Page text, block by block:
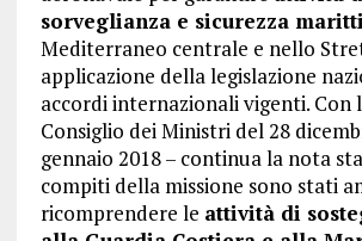
sorveglianza e sicurezza
Mediterraneo centrale e nello
applicazione della legislazione
accordi internazionali vigenti. Con
Consiglio dei Ministri del 28
gennaio 2018 – continua la nota
compiti della missione sono stati
ricomprendere le attività di